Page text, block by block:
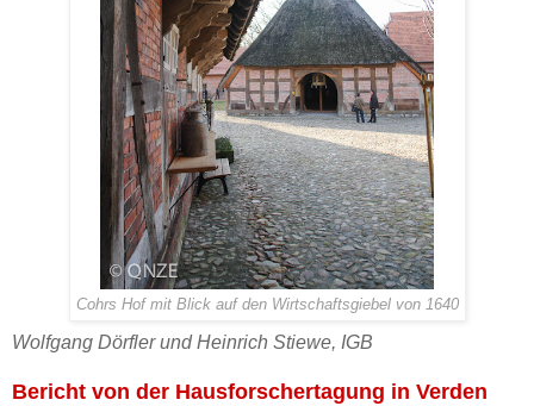
Cohrs Hof mit Blick auf den Wirtschaftsgiebel von 1640
Wolfgang Dörfler und Heinrich Stiewe, IGB
Bericht von der Hausforschertagung in Verden